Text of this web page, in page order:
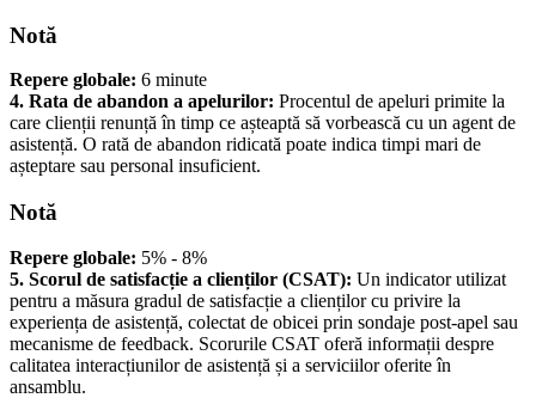
Notă
Repere globale: 6 minute
4. Rata de abandon a apelurilor: Procentul de apeluri primite la
care clienții renunță în timp ce așteaptă să vorbească cu un agent de
asistență. O rată de abandon ridicată poate indica timpi mari de
așteptare sau personal insuficient.
Notă
Repere globale: 5% - 8%
5. Scorul de satisfacție a clienților (CSAT): Un indicator utilizat
pentru a măsura gradul de satisfacție a clienților cu privire la
experiența de asistență, colectat de obicei prin sondaje post-apel sau
mecanisme de feedback. Scorurile CSAT oferă informații despre
calitatea interacțiunilor de asistență și a serviciilor oferite în
ansamblu.